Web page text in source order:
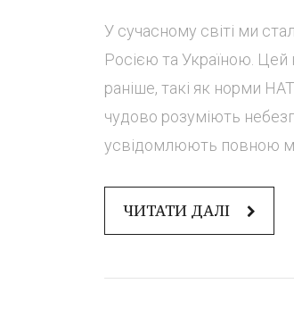
У сучасному світі ми
Росією та Україною. Цей
раніше, такі як норми
чудово розуміють
усвідомлюють повною
ЧИТАТИ ДАЛІ